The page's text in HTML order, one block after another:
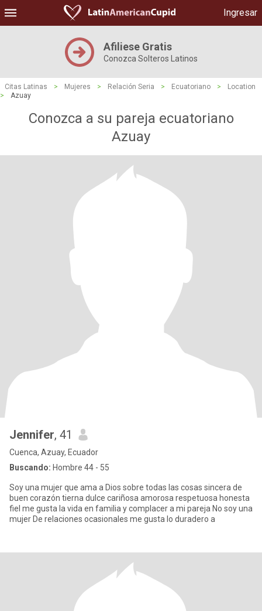
Ingresar
Afiliese Gratis
Conozca Solteros Latinos
Citas Latinas > Mujeres > Relación Seria > Ecuatoriano >
Location
>
Azuay
Conozca a su pareja ecuatoriano
Azuay
Jennifer, 41
Cuenca, Azuay, Ecuador
Buscando: Hombre 44 - 55
Soy una mujer que ama a Dios sobre todas las cosas sincera de
buen corazón tierna dulce cariñosa amorosa respetuosa honesta
fiel me gusta la vida en familia y complacer a mi pareja No soy una
mujer De relaciones ocasionales me gusta lo duradero a